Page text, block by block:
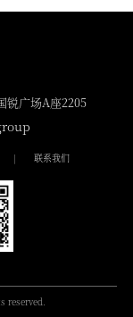
锐广场A座2205
联系我们